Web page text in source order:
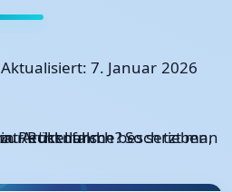
Aktualisiert: 7. Januar 2026